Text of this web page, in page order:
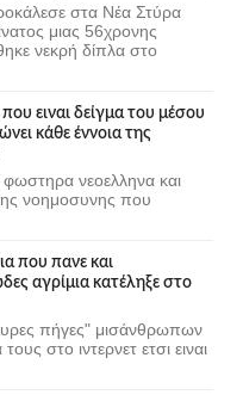
στα Νέα Στύρα
μιας 56χρονης
νεκρή δίπλα στο
ειναι δείγμα του μέσου
κάθε έννοια της
νεοελληνα και
νοημοσυνης που
που πανε και
αγρίμια κατέληξε στο
πήγες" μισάνθρωπων
στο ιντερνετ ετσι ειναι